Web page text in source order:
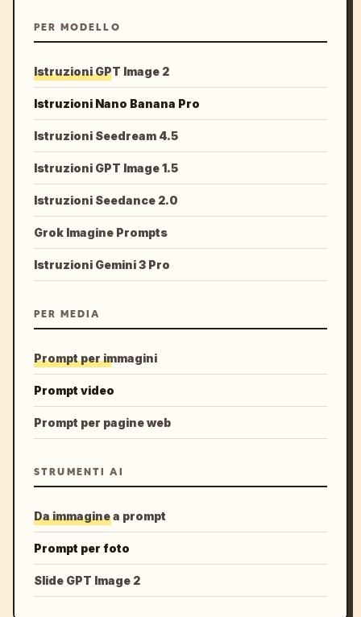
PER MODELLO
Istruzioni GPT Image 2
Istruzioni Nano Banana Pro
Istruzioni Seedream 4.5
Istruzioni GPT Image 1.5
Istruzioni Seedance 2.0
Grok Imagine Prompts
Istruzioni Gemini 3 Pro
PER MEDIA
Prompt per immagini
Prompt video
Prompt per pagine web
STRUMENTI AI
Da immagine a prompt
Prompt per foto
Slide GPT Image 2